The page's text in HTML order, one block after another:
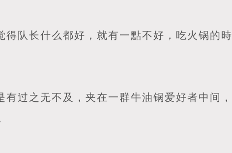
得队长什么都好，就有一點不好，吃火锅的
有过之无不及，夹在一群牛油锅爱好者中间